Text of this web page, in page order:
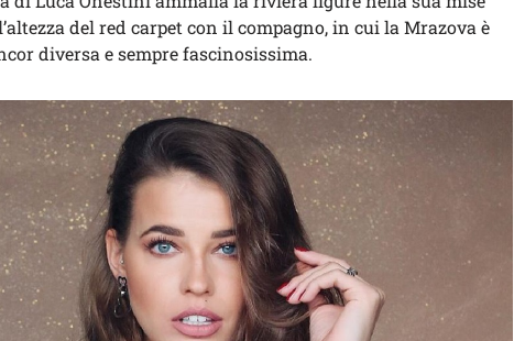
del red carpet con il compagno, in cui la Mrazova è
diversa e sempre fascinosissima.